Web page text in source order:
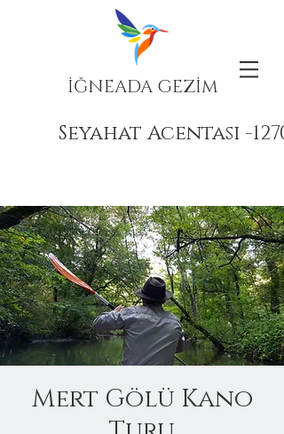
İĞNEADA GEZİM
Seyahat Acentası -
Mert Gölü Kano